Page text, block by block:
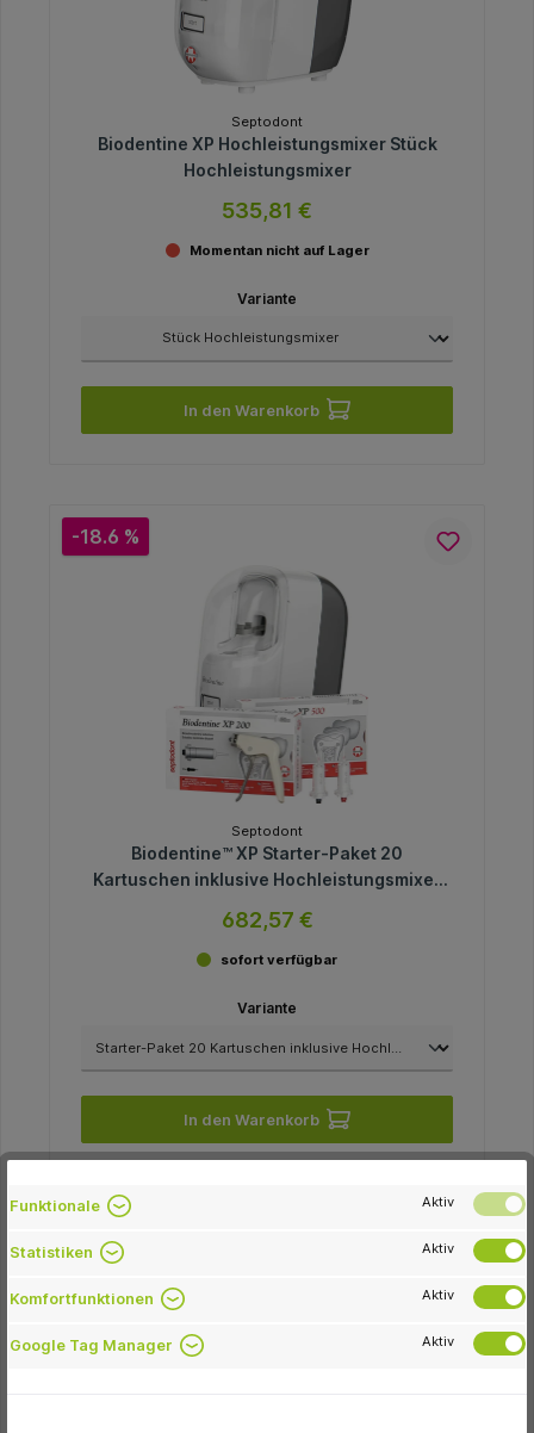
Septodont
Biodentine XP Hochleistungsmixer Stück
Hochleistungsmixer
535,81 €
Momentan nicht auf Lager
Variante
In den Warenkorb
-18.6 %
Septodont
Biodentine™ XP Starter-Paket 20
Kartuschen inklusive Hochleistungsmixer
682,57 €
sofort verfügbar
Variante
In den Warenkorb
-28.0 %
Funktionale Aktiv
Statistiken Aktiv
Komfortfunktionen Aktiv
Google Tag Manager Aktiv